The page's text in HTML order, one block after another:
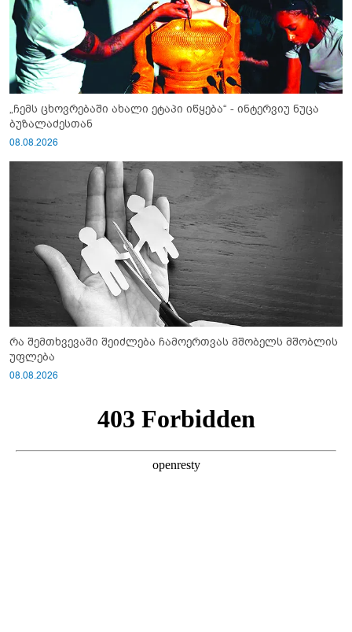
„ჩემს ცხოვრებაში ახალი ეტაპი იწყება“ - ინტერვიუ ნუცა
ბუზალაძესთან
08.08.2026
რა შემთხვევაში შეიძლება ჩამოერთვას მშობელს მშობლის
უფლება
08.08.2026